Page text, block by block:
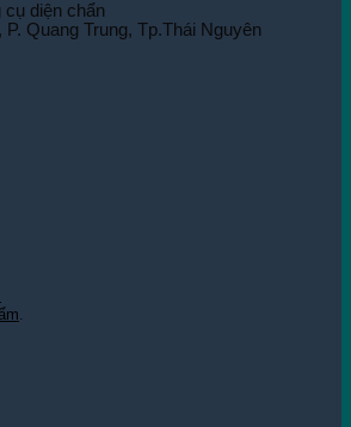
cụ diện chẩn
Quang Trung, Tp.Thái Nguyên
.